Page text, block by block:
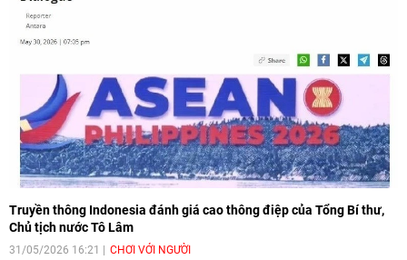
Truyền thông Indonesia đánh giá cao thông điệp của Tổng Bí thư,
Chủ tịch nước Tô Lâm
31/05/2026 16:21 CHƠI VỚI NGƯỜI